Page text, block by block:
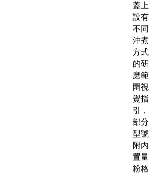
蓋上
設有
不同
沖煮
方式
的研
磨範
圍視
覺指
引，
部分
型號
附內
置量
粉格